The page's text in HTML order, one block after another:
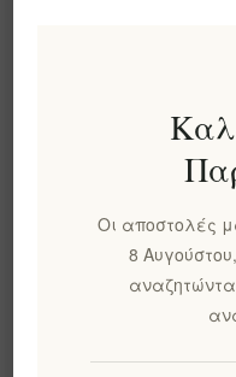
Πυρίτης Λευκό Κρασί
Σαντορίνη Vintage |
Αναζωογονητική
€49,90 χωρίς ΦΠΑ
ισοδυναμεί με €66,53 ανά
Οι αποστολές
8